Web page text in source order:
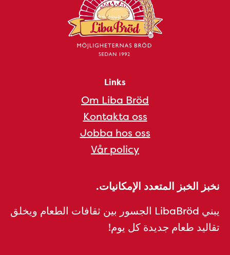
Links
Om Liba Bröd
Kontakta oss
Jobba hos oss
Vår policy
نخبز الخبز المتعدد الإمكانيات.
يبني LibaBröd الجسور بين ثقافات الطعام ويخلق
تقاليد طعام جديدة كل يوم!